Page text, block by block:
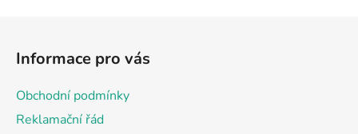
Informace pro vás
Obchodní podmínky
Reklamační řád